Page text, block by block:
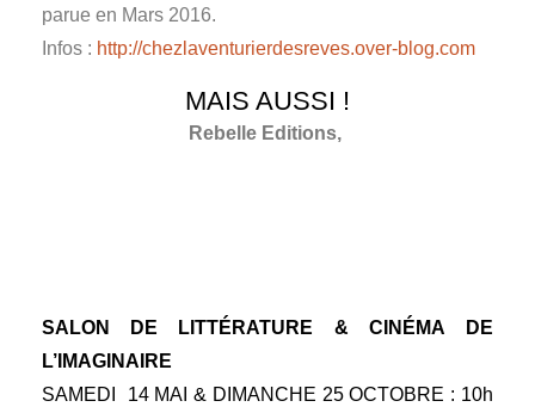
parue en Mars 2016.
Infos : http://chezlaventurierdesreves.over-blog.com
MAIS AUSSI !
Rebelle Editions,
SALON DE LITTÉRATURE & CINÉMA DE
L’IMAGINAIRE
SAMEDI 14 MAI & DIMANCHE 25 OCTOBRE : 10h